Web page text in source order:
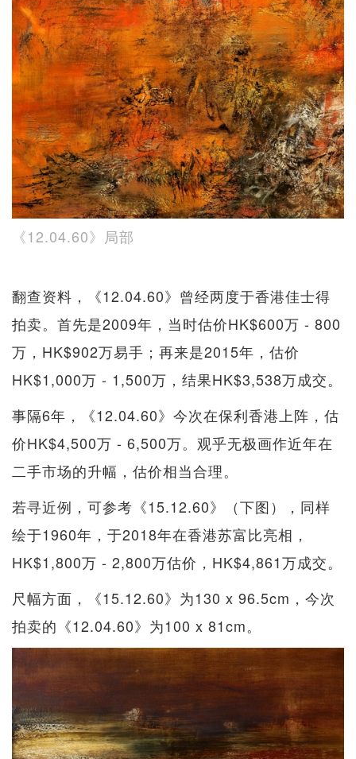
《12.04.60》局部
翻查资料，《12.04.60》曾经两度于香港佳士得
拍卖。首先是2009年，当时估价HK$600万 - 800
万，HK$902万易手；再来是2015年，估价
HK$1,000万 - 1,500万，结果HK$3,538万成交。
事隔6年，《12.04.60》今次在保利香港上阵，估
价HK$4,500万 - 6,500万。观乎无极画作近年在
二手市场的升幅，估价相当合理。
若寻近例，可参考《15.12.60》（下图），同样
绘于1960年，于2018年在香港苏富比亮相，
HK$1,800万 - 2,800万估价，HK$4,861万成交。
尺幅方面，《15.12.60》为130 x 96.5cm，今次
拍卖的《12.04.60》为100 x 81cm。